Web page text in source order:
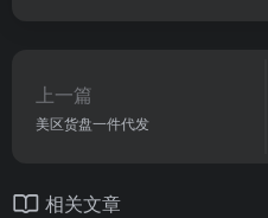
上一篇
美区货盘一件代发
相关文章